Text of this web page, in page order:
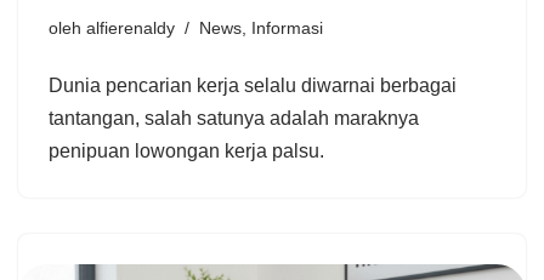
oleh alfierenaldy News Informasi
Dunia pencarian kerja selalu diwarnai berbagai
tantangan, salah satunya adalah maraknya
penipuan lowongan kerja palsu.